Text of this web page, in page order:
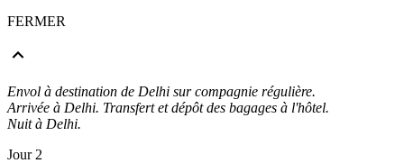
FERMER
Envol à destination de Delhi sur compagnie régulière.
Arrivée à Delhi. Transfert et dépôt des bagages à l'hôtel.
Nuit à Delhi.
Jour 2